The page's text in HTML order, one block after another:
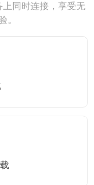
同时连接，享受无